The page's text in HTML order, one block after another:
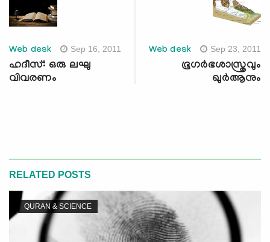
Web desk Sep 16, 2011
ഹദീസ്: ഒരു ലഘു
വിവരണം
Web desk Sep 23, 2011
ഭൂഗര്‍ഭശാസ്ത്രവും
ഖുര്‍ആനും
RELATED POSTS
QURAN & SCIENCE